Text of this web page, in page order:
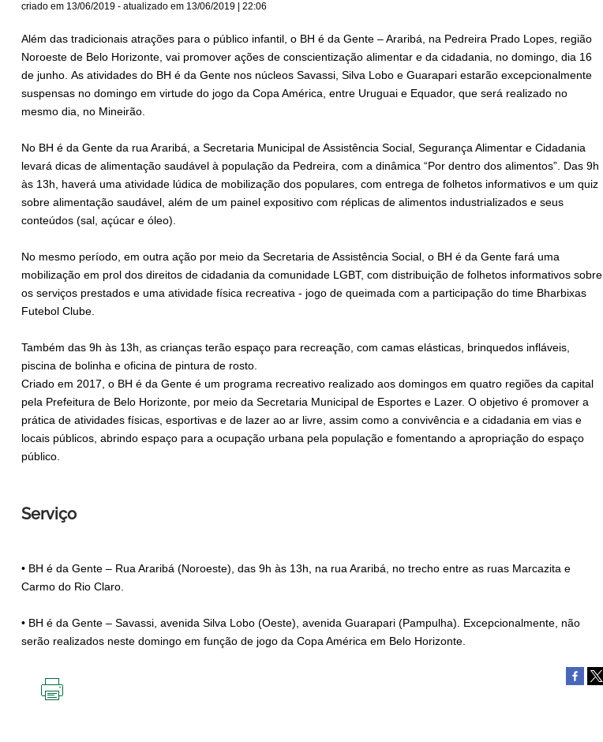
criado em 13/06/2019 - atualizado em 13/06/2019 | 22:06
Além das tradicionais atrações para o público infantil, o BH é da Gente – Araribá, na Pedreira Prado Lopes, região
Noroeste de Belo Horizonte, vai promover ações de conscientização alimentar e da cidadania, no domingo, dia 16
de junho. As atividades do BH é da Gente nos núcleos Savassi, Silva Lobo e Guarapari estarão excepcionalmente
suspensas no domingo em virtude do jogo da Copa América, entre Uruguai e Equador, que será realizado no
mesmo dia, no Mineirão.
No BH é da Gente da rua Araribá, a Secretaria Municipal de Assistência Social, Segurança Alimentar e Cidadania
levará dicas de alimentação saudável à população da Pedreira, com a dinâmica “Por dentro dos alimentos”. Das 9h
às 13h, haverá uma atividade lúdica de mobilização dos populares, com entrega de folhetos informativos e um quiz
sobre alimentação saudável, além de um painel expositivo com réplicas de alimentos industrializados e seus
conteúdos (sal, açúcar e óleo).
No mesmo período, em outra ação por meio da Secretaria de Assistência Social, o BH é da Gente fará uma
mobilização em prol dos direitos de cidadania da comunidade LGBT, com distribuição de folhetos informativos sobre
os serviços prestados e uma atividade física recreativa - jogo de queimada com a participação do time Bharbixas
Futebol Clube.
Também das 9h às 13h, as crianças terão espaço para recreação, com camas elásticas, brinquedos infláveis,
piscina de bolinha e oficina de pintura de rosto.
Criado em 2017, o BH é da Gente é um programa recreativo realizado aos domingos em quatro regiões da capital
pela Prefeitura de Belo Horizonte, por meio da Secretaria Municipal de Esportes e Lazer. O objetivo é promover a
prática de atividades físicas, esportivas e de lazer ao ar livre, assim como a convivência e a cidadania em vias e
locais públicos, abrindo espaço para a ocupação urbana pela população e fomentando a apropriação do espaço
público.
Serviço
• BH é da Gente – Rua Araribá (Noroeste), das 9h às 13h, na rua Araribá, no trecho entre as ruas Marcazita e
Carmo do Rio Claro.
• BH é da Gente – Savassi, avenida Silva Lobo (Oeste), avenida Guarapari (Pampulha). Excepcionalmente, não
serão realizados neste domingo em função de jogo da Copa América em Belo Horizonte.